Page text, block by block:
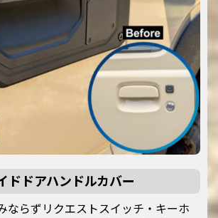
ドドアハンドルカバー
ならずリクエストスイッチ・キーホ